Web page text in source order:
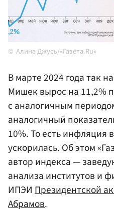
Алина Джусь/«Газета.Ru»
В марте 2024 года так
Мишек вырос на 11,2%
с аналогичным
аналогичный
10%. То есть инфляция в
ускорилась. Об этом
автор индекса —
анализа институтов и
ИПЭИ Президентской
Абрамов.